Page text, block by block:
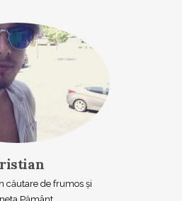
căutare de frumos și